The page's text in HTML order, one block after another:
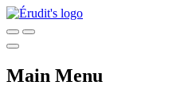
Main Menu